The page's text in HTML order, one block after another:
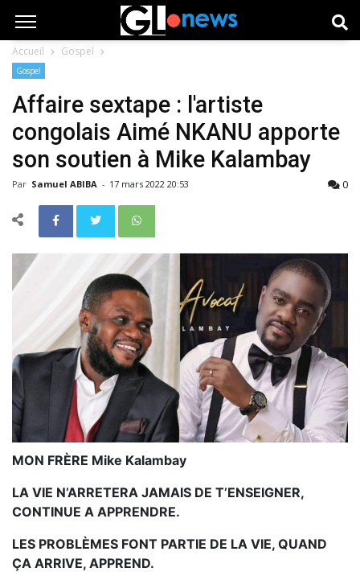
Accueil Gospel
Gospel
Affaire sextape : l'artiste
congolais Aimé NKANU apporte
son soutien à Mike Kalambay
Par Samuel ABIBA - 17 mars 2022 20:53 0
MON FRÈRE Mike Kalambay
LA VIE N’ARRETERA JAMAIS DE T’ENSEIGNER,
CONTINUE A APPRENDRE.
LES PROBLÈMES FONT PARTIE DE LA VIE, QUAND
ÇA ARRIVE, APPREND.